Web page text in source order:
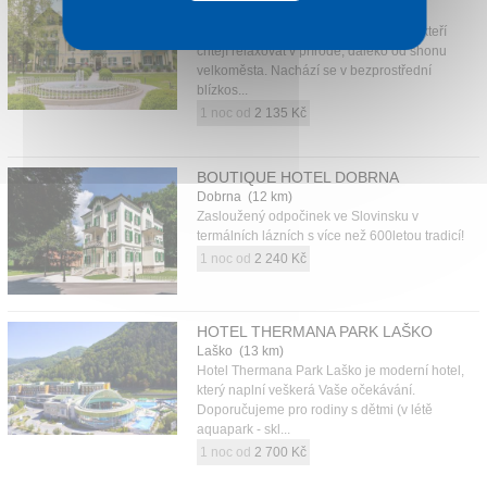
Svou polohou je ideální volbou pro ty, kteří
chtějí relaxovat v přírodě, daleko od shonu
velkoměsta. Nachází se v bezprostřední
blízkos...
1 noc od 2 135 Kč
BOUTIQUE HOTEL DOBRNA
Dobrna (12 km)
Zasloužený odpočinek ve Slovinsku v
termálních lázních s více než 600letou tradicí!
1 noc od 2 240 Kč
HOTEL THERMANA PARK LAŠKO
Laško (13 km)
Hotel Thermana Park Laško je moderní hotel,
který naplní veškerá Vaše očekávání.
Doporučujeme pro rodiny s dětmi (v létě
aquapark - skl...
1 noc od 2 700 Kč